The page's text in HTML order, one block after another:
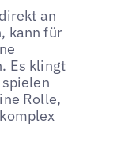
an
kann für
Es klingt
Rolle,